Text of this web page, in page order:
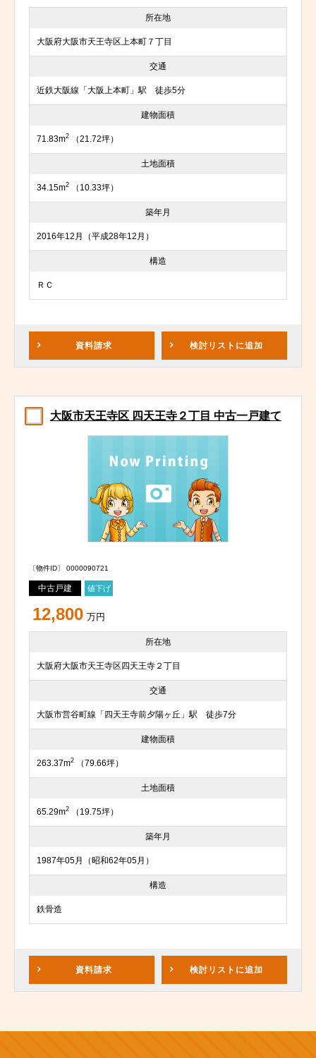
所在地
大阪府大阪市天王寺区上本町７丁目
交通
近鉄大阪線「大阪上本町」駅 徒歩5分
建物面積
71.83m2 （21.72坪）
土地面積
34.15m2 （10.33坪）
築年月
2016年12月（平成28年12月）
構造
ＲＣ
資料請求 検討リスト に追加
大阪市天王寺区 四天王寺２丁目 中古一戸建て
〔物件ID〕 0000090721
中古戸建 値下げ
12,800 万円
所在地
大阪府大阪市天王寺区四天王寺２丁目
交通
大阪市営谷町線「四天王寺前夕陽ヶ丘」駅 徒歩7分
建物面積
263.37m2 （79.66坪）
土地面積
65.29m2 （19.75坪）
築年月
1987年05月（昭和62年05月）
構造
鉄骨造
資料請求 検討リスト に追加